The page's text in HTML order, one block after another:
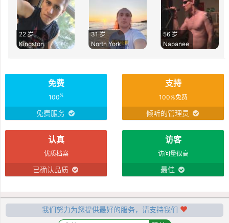
22 岁
Kingston
31 岁
North York
56 岁
Napanee
免费
100%
免费服务
支持
100%免费
倾听的管理员
认真
优质档案
已确认品质
访客
访问量很高
最佳
我们努力为您提供最好的服务，请支持我们